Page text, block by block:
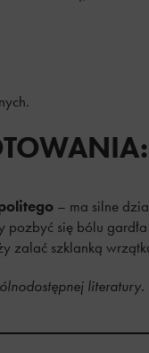
– ma silne
pozbyć się bólu
zalać szklanką
literatury.